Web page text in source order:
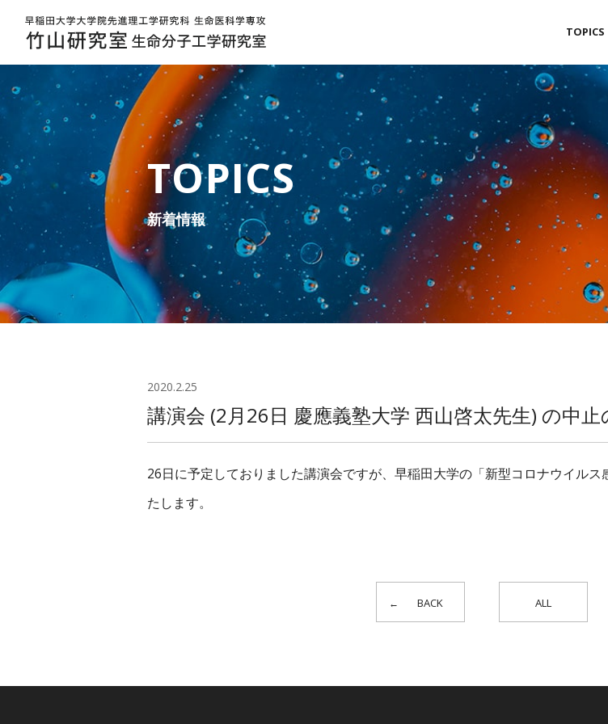
TOPICS
TOPICS
新着情報
2020.2.25
講演会 (2月26日 慶應義塾大学 西山啓太先生) の中
26日に予定しておりました講演会ですが、早稲田大学の「新型コロナウイル
たします。
BACK ALL